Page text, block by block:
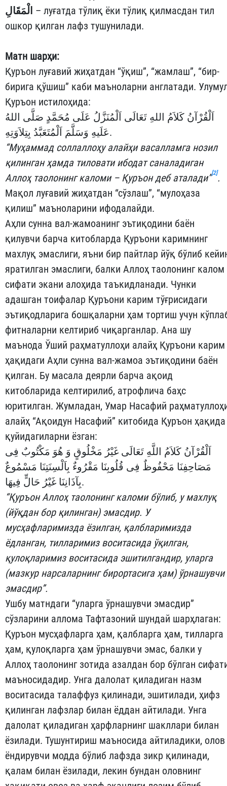
الْمَقَالِ – луғатда тўлиқ ёки тўлиқ қилмасдан тил
ошкор қилган лафз тушунилади.
Матн шарҳи:
Қуръон луғавий жиҳатдан “ўқиш”, “жамлаш”, “бир-
бирига қўшиш” каби маъноларни англатади.
Қуръон истилоҳида:
اَلْقُرْآنُ كَلاَمُ اللهِ تَعَالَى اَلْمُنَزَّلُ عَلَى مُحَمَّدٍ صَلَّى اللهُ
عَلَيهِ وَسَلَّمَ اَلْمُتَعَبَّدُ بِتِلاَوَتِهِ.
“Муҳаммад соллаллоҳу алайҳи васалламга нозил
қилинган ҳамда тиловати ибодат саналадиган
Аллоҳ таолонинг каломи – Қуръон деб аталади”[2].
Мақол луғавий жиҳатдан “сўзлаш”, “мулоҳаза
қилиш” маъноларини ифодалайди.
Аҳли сунна вал-жамоанинг эътиқодини баён
қилувчи барча китобларда Қуръони каримнинг
махлуқ эмаслиги, яъни бир пайтлар йўқ бўлиб
яратилган эмаслиги, балки Аллоҳ таолонинг калом
сифати экани алоҳида таъкидланади. Чунки
адашган тоифалар Қуръони карим тўғрисидаги
эътиқодларига бошқаларни ҳам тортиш учун
фитналарни келтириб чиқарганлар. Ана шу
маънода Ўший раҳматуллоҳи алайҳ Қуръони карим
ҳақидаги Аҳли сунна вал-жамоа эътиқодини баён
қилган. Бу масала деярли барча ақоид
китобларида келтирилиб, атрофлича баҳс
юритилган. Жумладан, Умар Насафий
алайҳ “Ақоидун Насафий” китобида Қуръон ҳақида
қуйидагиларни ёзган:
اَلْقُرْآنُ كَلاَمُ اللَّهِ تَعَالَى غَيْرُ مَخْلُوقٍ وَ هُوَ مَكْتُوبٌ فِى
مَصَاحِفِنَا مَحْفُوظٌ فِى قُلُوبِنَا مَقْرُوءٌ بِاَلْسِنَتِنَا مَسْمُوعٌ
بِآذَانِنَا غَيْرُ حَالٍّ فِيهَا.
“Қуръон Аллоҳ таолонинг каломи бўлиб, у махлуқ
(йўқдан бор қилинган) эмасдир. У
мусҳафларимизда ёзилган, қалбларимизда
ёдланган, тилларимиз воситасида ўқилган,
қулоқларимиз воситасида эшитилгандир, уларга
(мазкур нарсаларнинг бирортасига ҳам) ўрнашувчи
эмасдир”.
Ушбу матндаги “уларга ўрнашувчи эмасдир”
сўзларини аллома Тафтазоний шундай шарҳлаган:
Қуръон мусҳафларга ҳам, қалбларга ҳам, тилларга
ҳам, қулоқларга ҳам ўрнашувчи эмас, балки у
Аллоҳ таолонинг зотида азалдан бор бўлган
маъносидадир. Унга далолат қиладиган назм
воситасида талаффуз қилинади, эшитилади, ҳифз
қилинган лафзлар билан ёддан айтилади. Унга
далолат қиладиган ҳарфларнинг шакллари билан
ёзилади. Тушунтириш маъносида айтиладики, олов
ёндирувчи модда бўлиб лафзда зикр қилинади,
қалам билан ёзилади, лекин бундан оловнинг